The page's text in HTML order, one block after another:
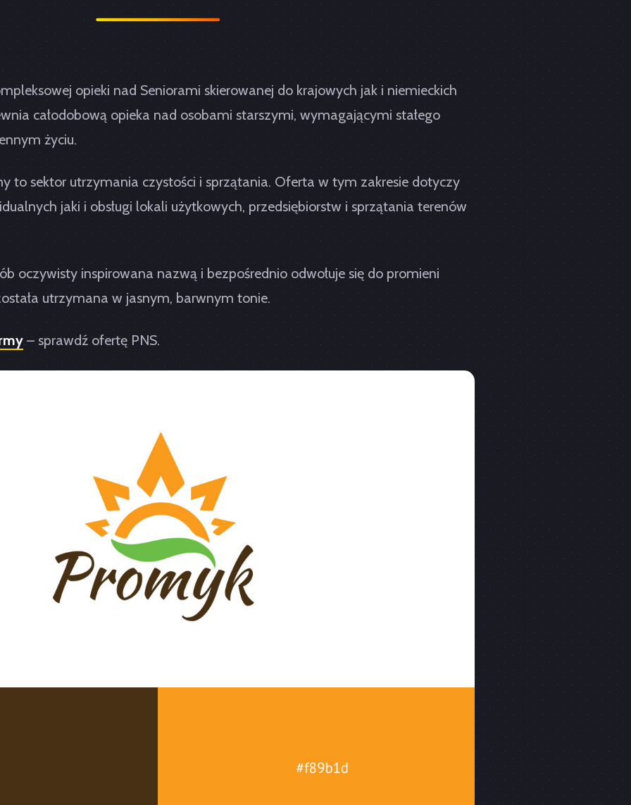
opieki nad Seniorami skierowanej do krajowych jak i niemieckich
całodobową opieka nad osobami starszymi, wymagającymi stałego
życiu.
to sektor utrzymania czystości i sprzątania. Oferta w tym zakresie dotyczy
jaki i obsługi lokali użytkowych, przedsiębiorstw i sprzątania terenów
oczywisty inspirowana nazwą i bezpośrednio odwołuje się do promieni
utrzymana w jasnym, barwnym tonie.
– sprawdź ofertę PNS.